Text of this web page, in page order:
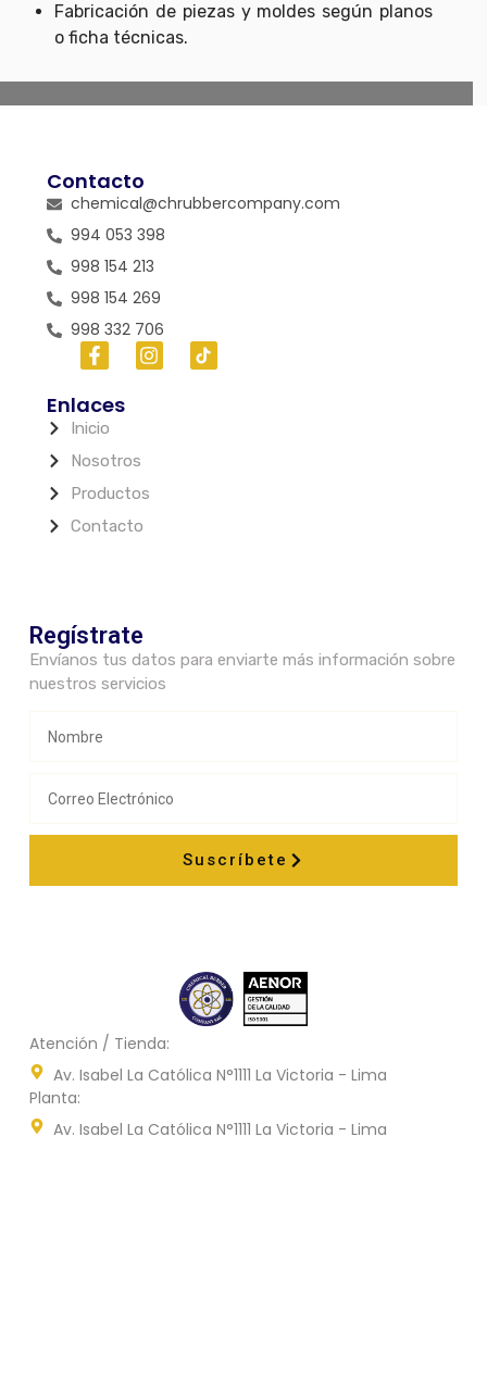
Fabricación de piezas y moldes según planos
o ficha técnicas.
Atención / Tienda:
Av. Isabel La Católica N°1111 La Victoria - Lima
Planta:
Av. Isabel La Católica N°1111 La Victoria - Lima
Contacto
chemical@chrubbercompany.com
994 053 398
998 154 213
998 154 269
998 332 706
Enlaces
Inicio
Nosotros
Productos
Contacto
Regístrate
Envíanos tus datos para enviarte más información sobre
nuestros servicios
Suscríbete